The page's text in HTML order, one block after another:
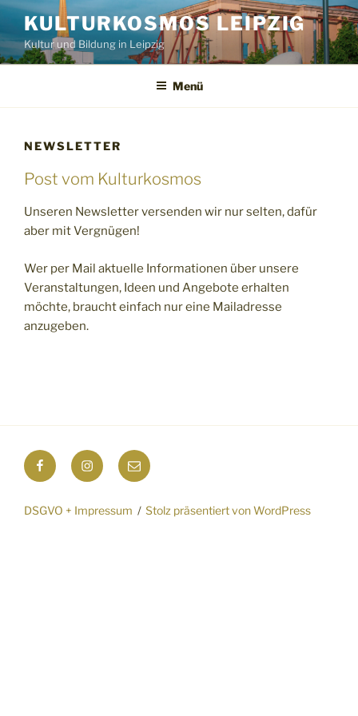
Zum
Inhalt
springen
KULTURKOSMOS LEIPZIG
Kultur und Bildung in Leipzig
Menü
NEWSLETTER
Post vom Kulturkosmos
Unseren Newsletter versenden wir nur selten, dafür
aber mit Vergnügen!
Wer per Mail aktuelle Informationen über unsere
Veranstaltungen, Ideen und Angebote erhalten
möchte, braucht einfach nur eine Mailadresse
anzugeben.
FacebookInstagram
E-
Mail
DSGVO + Impressum Stolz präsentiert von WordPress